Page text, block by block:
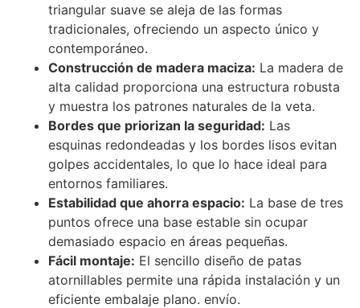
triangular suave se aleja de las formas
tradicionales, ofreciendo un aspecto único y
contemporáneo.
Construcción de madera maciza: La madera de
alta calidad proporciona una estructura robusta
y muestra los patrones naturales de la veta.
Bordes que priorizan la seguridad: Las
esquinas redondeadas y los bordes lisos evitan
golpes accidentales, lo que lo hace ideal para
entornos familiares.
Estabilidad que ahorra espacio: La base de tres
puntos ofrece una base estable sin ocupar
demasiado espacio en áreas pequeñas.
Fácil montaje: El sencillo diseño de patas
atornillables permite una rápida instalación y un
eficiente embalaje plano. envío.